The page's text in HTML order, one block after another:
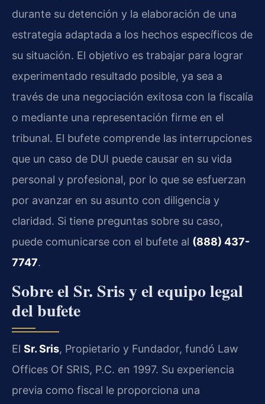
durante su detención y la elaboración de una
estrategia adaptada a los hechos específicos de
su situación. El objetivo es trabajar para lograr
experimentado resultado posible, ya sea a
través de una negociación exitosa con la fiscalía
o mediante una representación firme en el
tribunal. El bufete comprende las interrupciones
que un caso de DUI puede causar en su vida
personal y profesional, por lo que se esfuerzan
por avanzar en su asunto con diligencia y
claridad. Si tiene preguntas sobre su caso,
puede comunicarse con el bufete al (888) 437-
7747.
Sobre el Sr. Sris y el equipo legal
del bufete
El Sr. Sris, Propietario y Fundador, fundó Law
Offices Of SRIS, P.C. en 1997. Su experiencia
previa como fiscal le proporciona una